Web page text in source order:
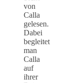
von
Calla
gelesen.
Dabei
begleitet
man
Calla
auf
ihrer